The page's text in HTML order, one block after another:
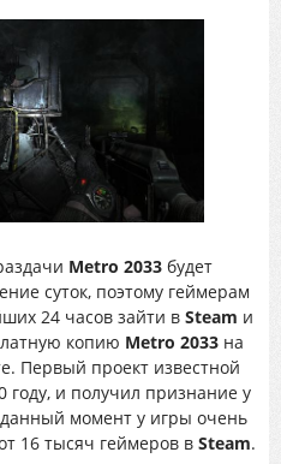
Metro 2033будет
суток, поэтому геймерам
24 часов зайти в Steam и
копию Metro 2033 на
Первый проект известной
и получил признание у
момент у игры очень
16 тысяч геймеров в Steam.